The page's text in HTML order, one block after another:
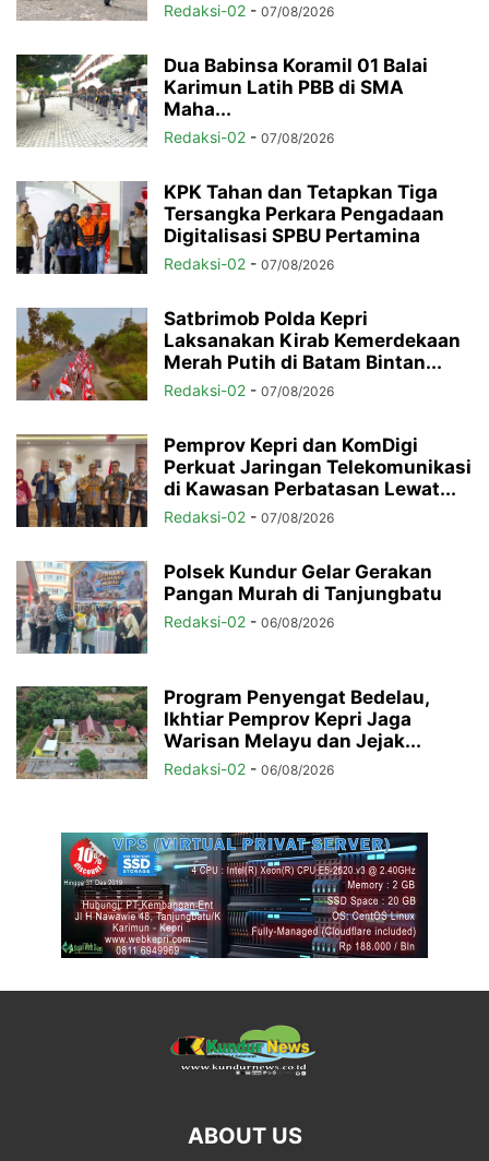
Redaksi-02 - 07/08/2026
Dua Babinsa Koramil 01 Balai
Karimun Latih PBB di SMA
Maha...
Redaksi-02 - 07/08/2026
KPK Tahan dan Tetapkan Tiga
Tersangka Perkara Pengadaan
Digitalisasi SPBU Pertamina
Redaksi-02 - 07/08/2026
Satbrimob Polda Kepri
Laksanakan Kirab Kemerdekaan
Merah Putih di Batam Bintan...
Redaksi-02 - 07/08/2026
Pemprov Kepri dan KomDigi
Perkuat Jaringan Telekomunikasi
di Kawasan Perbatasan Lewat...
Redaksi-02 - 07/08/2026
Polsek Kundur Gelar Gerakan
Pangan Murah di Tanjungbatu
Redaksi-02 - 06/08/2026
Program Penyengat Bedelau,
Ikhtiar Pemprov Kepri Jaga
Warisan Melayu dan Jejak...
Redaksi-02 - 06/08/2026
ABOUT US